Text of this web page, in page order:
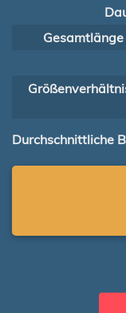
Durchschnittliche